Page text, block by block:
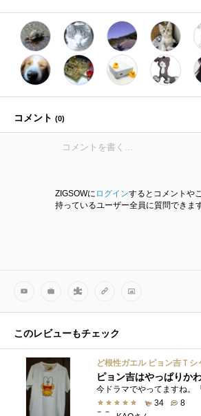
コメント (0)
ZIGSOWに ログインするとコメントや
持っているユーザー全員に質問できます
このレビューもチェック
ど根性ガエル ピョン吉Ｔシ
ピョン吉はやっぱりかわ
34
8